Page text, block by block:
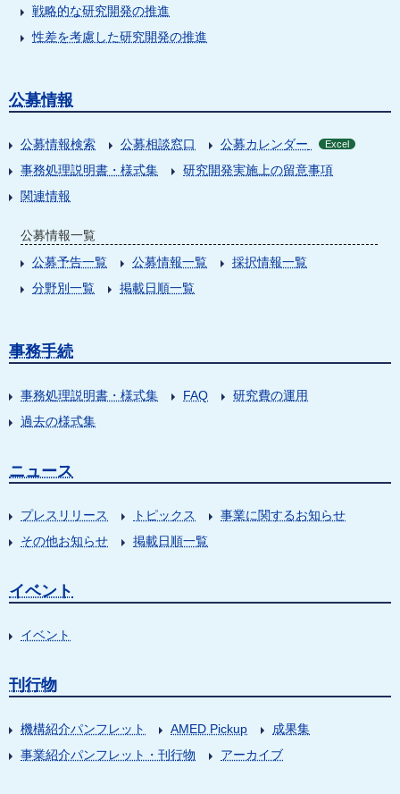
戦略的な研究開発の推進
性差を考慮した研究開発の推進
公募情報
公募情報検索 公募相談窓口 公募カレンダー Excel
事務処理説明書・様式集
研究開発実施上の留意事項
関連情報
公募情報一覧
公募予告一覧
公募情報一覧
採択情報一覧
分野別一覧
掲載日順一覧
事務手続
事務処理説明書・様式集 FAQ
研究費の運用
過去の様式集
ニュース
プレスリリース トピックス
事業に関するお知らせ
その他お知らせ
掲載日順一覧
イベント
イベント
刊行物
機構紹介パンフレット AMED Pickup
成果集
事業紹介パンフレット・刊行物
アーカイブ